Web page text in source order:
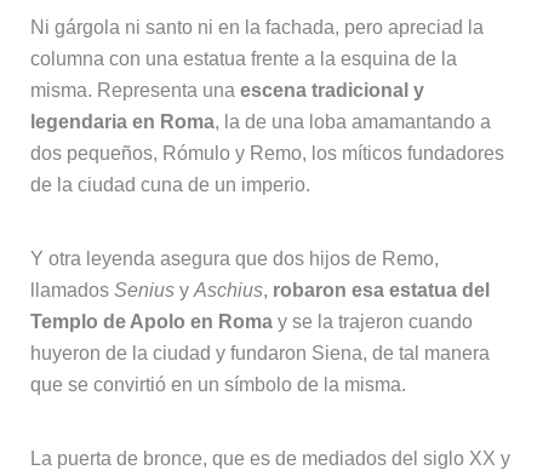
Ni gárgola ni santo ni en la fachada, pero apreciad la
columna con una estatua frente a la esquina de la
misma. Representa una escena tradicional y
legendaria en Roma, la de una loba amamantando a
dos pequeños, Rómulo y Remo, los míticos fundadores
de la ciudad cuna de un imperio.
Y otra leyenda asegura que dos hijos de Remo,
llamados Seniusy Aschius, robaron esa estatua del
Templo de Apolo en Romay se la trajeron cuando
huyeron de la ciudad y fundaron Siena, de tal manera
que se convirtió en un símbolo de la misma.
La puerta de bronce, que es de mediados del siglo XX y